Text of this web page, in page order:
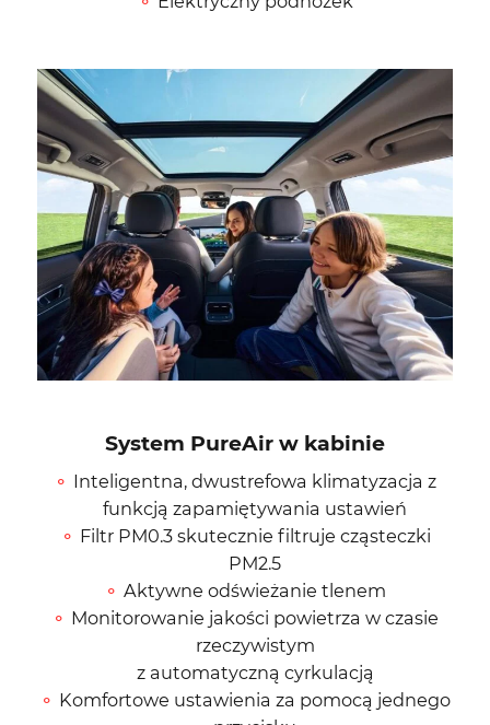
System PureAir w kabinie
Inteligentna, dwustrefowa klimatyzacja z
funkcją zapamiętywania ustawień
Filtr PM0.3 skutecznie filtruje cząsteczki
PM2.5
Aktywne odświeżanie tlenem
Monitorowanie jakości powietrza w czasie
rzeczywistym
z automatyczną cyrkulacją
Komfortowe ustawienia za pomocą jednego